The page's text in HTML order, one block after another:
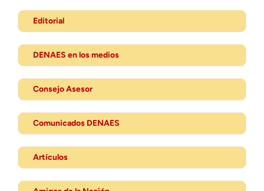
Editorial
DENAES en los medios
Consejo Asesor
Comunicados DENAES
Artículos